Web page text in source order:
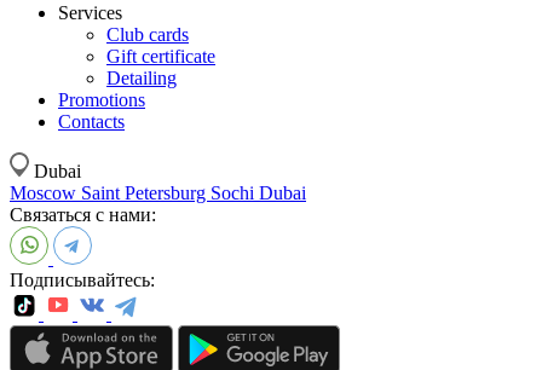
Services
Club cards
Gift certificate
Detailing
Promotions
Contacts
Dubai
Moscow Saint Petersburg Sochi Dubai
Связаться с нами:
Подписывайтесь: